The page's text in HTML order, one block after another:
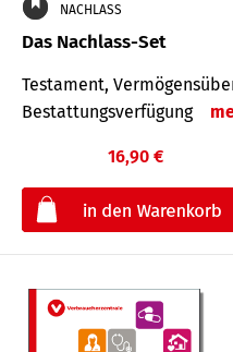
NACHLASS
Das Nachlass-Set
Testament,
Bestat­tungs­ver­fügung
16,90 €